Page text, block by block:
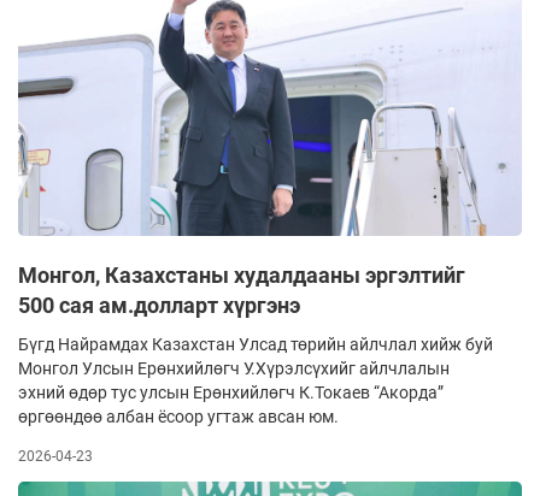
Монгол, Казахстаны худалдааны эргэлтийг
500 сая ам.долларт хүргэнэ
Бүгд Найрамдах Казахстан Улсад төрийн айлчлал хийж буй
Монгол Улсын Ерөнхийлөгч У.Хүрэлсүхийг айлчлалын
эхний өдөр тус улсын Ерөнхийлөгч К.Токаев “Акорда”
өргөөндөө албан ёсоор угтаж авсан юм.
2026-04-23